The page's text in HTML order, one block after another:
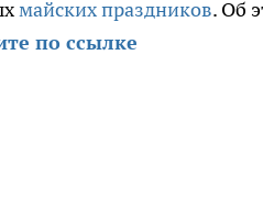
майских праздников. Об
по ссылке